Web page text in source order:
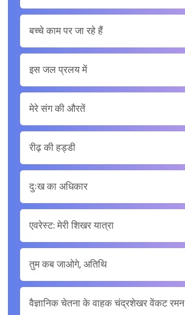
बच्चे काम पर जा रहे हैं
इस जल प्रलय में
मेरे संग की औरतें
रीढ़ की हड्डी
दुःख का अधिकार
एवरेस्ट: मेरी शिखर यात्रा
तुम कब जाओगे, अतिथि
वैज्ञानिक चेतना के वाहक चंद्रशेखर वेंकट रमन